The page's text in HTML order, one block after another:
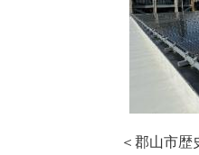
＜郡山市歴